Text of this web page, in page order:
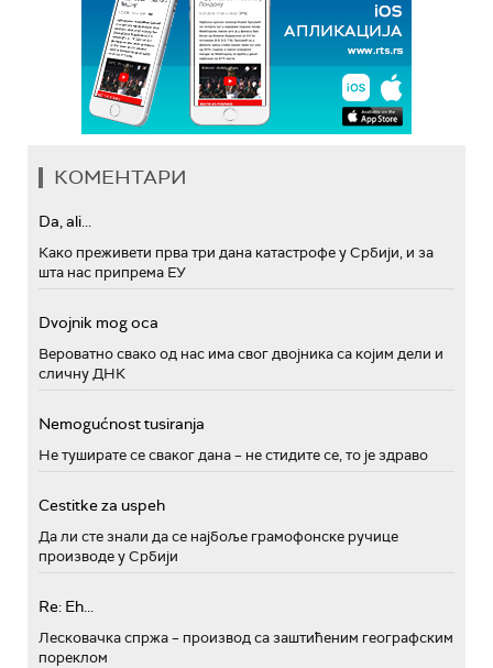
КОМЕНТАРИ
Da, ali...
Како преживети прва три дана катастрофе у Србији, и за
шта нас припрема ЕУ
Dvojnik mog oca
Вероватно свако од нас има свог двојника са којим дели и
сличну ДНК
Nemogućnost tusiranja
Не туширате се сваког дана – не стидите се, то је здраво
Cestitke za uspeh
Да ли сте знали да се најбоље грамофонске ручице
производе у Србији
Re: Eh...
Лесковачка спржа – производ са заштићеним географским
пореклом